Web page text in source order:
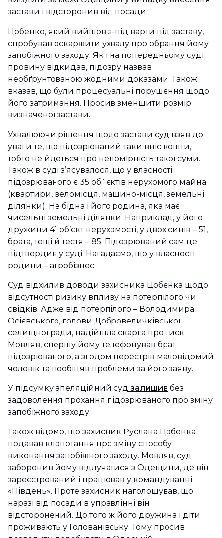
застави і відсторонив від посади.
Цобенко, який вийшов з-під варти під заставу,
спробував оскаржити ухвалу про обрання йому
запобіжного заходу. Як і на попередньому суді
провину відкидав, підозру назвав
необґрунтованою жодними доказами. Також
вказав, що були процесуальні порушення щодо
його затримання. Просив зменшити розмір
визначеної застави.
Ухвалюючи рішення щодо застави суд взяв до
уваги те, що підозрюваний таки вніс кошти,
тобто не йдеться про непомірність такої суми.
Також в суді з’ясувалося, що у власності
підозрюваного є 35 об`єктів нерухомого майна
(квартири, веломісця, машино-місця, земельні
ділянки). Не бідна і його родина, яка має
чисельні земельні ділянки. Наприклад, у його
дружини 41 об’єкт нерухомості, у двох синів – 51,
брата, тещі й тестя – 85. Підозрюваний сам це
підтвердив у суді. Нагадаємо, що у власності
родини – агробізнес.
Суд відхилив доводи захисника Цобенка щодо
відсутності ризику впливу на потерпілого чи
свідків. Адже від потерпілого – Володимира
Осієвського, голови Добровеличківської
селищної ради, надійшла скарга про тиск.
Мовляв, спершу йому телефонував брат
підозрюваного, а згодом перестрів маловідомий
чоловік та пообіцяв проблеми за його заяву.
У підсумку апеляційний суд залишив без
задоволення прохання підозрюваного про зміну
запобіжного заходу.
Також відомо, що захисник Руслана Цобенка
подавав клопотання про зміну способу
виконання запобіжного заходу. Мовляв, суд
заборонив йому відлучатися з Одещини, де він
зареєстрований і працював у командуванні
«Південь». Проте захисник наголошував, що
наразі від посади в управлінні він
відсторонений. До того ж його дружина і діти
проживають у Голованівську. Тому просив